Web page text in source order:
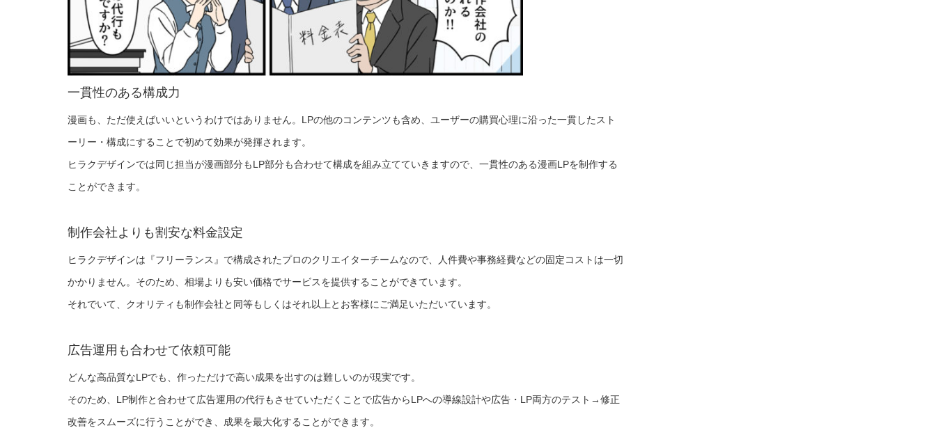
一貫性のある構成力
漫画も、ただ使えばいいというわけではありません。LPの他のコンテンツも含め、ユーザーの購買心理に沿った一貫したスト
ーリー・構成にすることで初めて効果が発揮されます。
ヒラクデザインでは同じ担当が漫画部分もLP部分も合わせて構成を組み立てていきますので、一貫性のある漫画LPを制作する
ことができます。
制作会社よりも割安な料金設定
ヒラクデザインは『フリーランス』で構成されたプロのクリエイターチームなので、人件費や事務経費などの固定コストは一切
かかりません。そのため、相場よりも安い価格でサービスを提供することができています。
それでいて、クオリティも制作会社と同等もしくはそれ以上とお客様にご満足いただいています。
広告運用も合わせて依頼可能
どんな高品質なLPでも、作っただけで高い成果を出すのは難しいのが現実です。
そのため、LP制作と合わせて広告運用の代行もさせていただくことで広告からLPへの導線設計や広告・LP両方のテスト→修正
改善をスムーズに行うことができ、成果を最大化することができます。